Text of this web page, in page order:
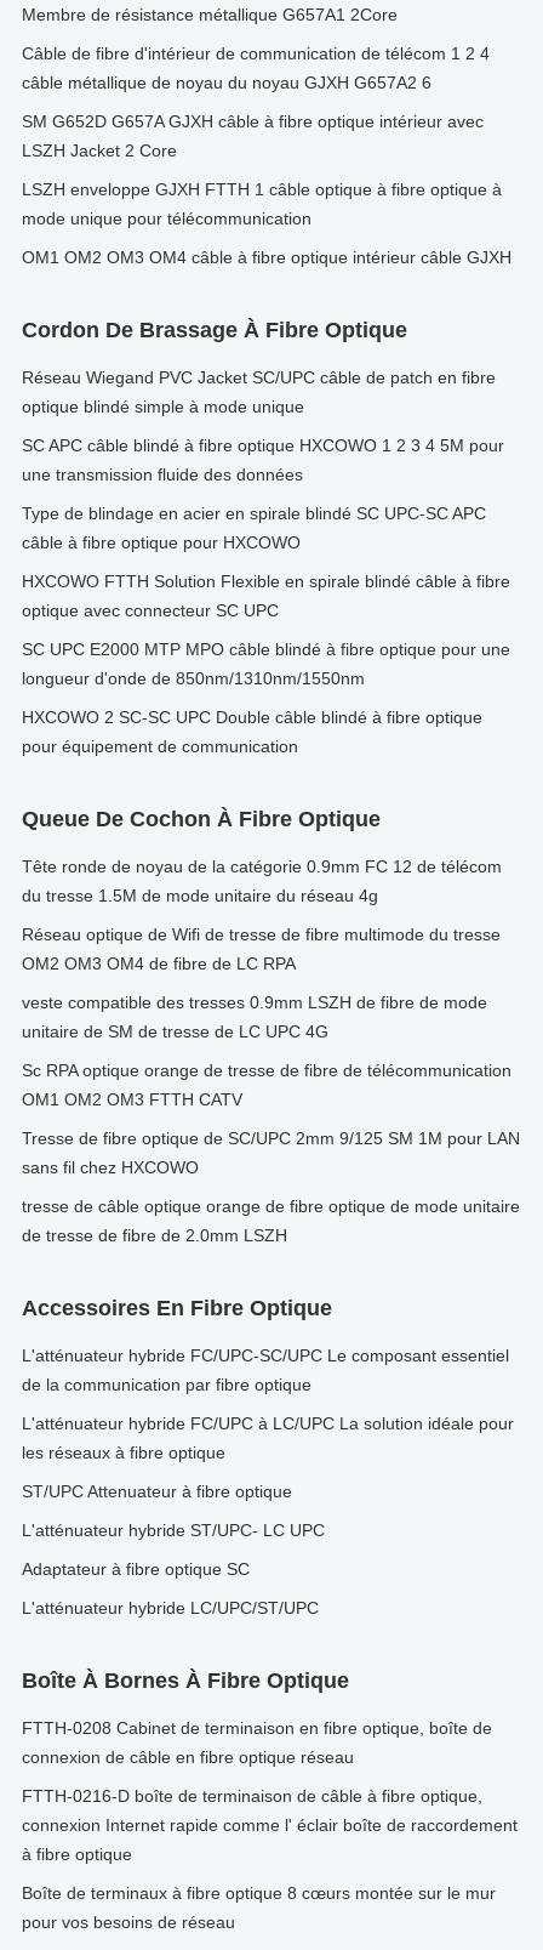
Membre de résistance métallique G657A1 2Core
Câble de fibre d'intérieur de communication de télécom 1 2 4
câble métallique de noyau du noyau GJXH G657A2 6
SM G652D G657A GJXH câble à fibre optique intérieur avec
LSZH Jacket 2 Core
LSZH enveloppe GJXH FTTH 1 câble optique à fibre optique à
mode unique pour télécommunication
OM1 OM2 OM3 OM4 câble à fibre optique intérieur câble GJXH
Cordon De Brassage À Fibre Optique
Réseau Wiegand PVC Jacket SC/UPC câble de patch en fibre
optique blindé simple à mode unique
SC APC câble blindé à fibre optique HXCOWO 1 2 3 4 5M pour
une transmission fluide des données
Type de blindage en acier en spirale blindé SC UPC-SC APC
câble à fibre optique pour HXCOWO
HXCOWO FTTH Solution Flexible en spirale blindé câble à fibre
optique avec connecteur SC UPC
SC UPC E2000 MTP MPO câble blindé à fibre optique pour une
longueur d'onde de 850nm/1310nm/1550nm
HXCOWO 2 SC-SC UPC Double câble blindé à fibre optique
pour équipement de communication
Queue De Cochon À Fibre Optique
Tête ronde de noyau de la catégorie 0.9mm FC 12 de télécom
du tresse 1.5M de mode unitaire du réseau 4g
Réseau optique de Wifi de tresse de fibre multimode du tresse
OM2 OM3 OM4 de fibre de LC RPA
veste compatible des tresses 0.9mm LSZH de fibre de mode
unitaire de SM de tresse de LC UPC 4G
Sc RPA optique orange de tresse de fibre de télécommunication
OM1 OM2 OM3 FTTH CATV
Tresse de fibre optique de SC/UPC 2mm 9/125 SM 1M pour LAN
sans fil chez HXCOWO
tresse de câble optique orange de fibre optique de mode unitaire
de tresse de fibre de 2.0mm LSZH
Accessoires En Fibre Optique
L'atténuateur hybride FC/UPC-SC/UPC Le composant essentiel
de la communication par fibre optique
L'atténuateur hybride FC/UPC à LC/UPC La solution idéale pour
les réseaux à fibre optique
ST/UPC Attenuateur à fibre optique
L'atténuateur hybride ST/UPC- LC UPC
Adaptateur à fibre optique SC
L'atténuateur hybride LC/UPC/ST/UPC
Boîte À Bornes À Fibre Optique
FTTH-0208 Cabinet de terminaison en fibre optique, boîte de
connexion de câble en fibre optique réseau
FTTH-0216-D boîte de terminaison de câble à fibre optique,
connexion Internet rapide comme l' éclair boîte de raccordement
à fibre optique
Boîte de terminaux à fibre optique 8 cœurs montée sur le mur
pour vos besoins de réseau